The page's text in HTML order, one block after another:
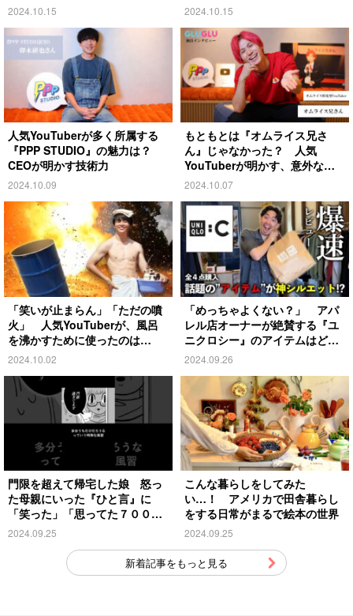
2024.10.15 2024.10.15
人気YouTuberが多く所属する
『PPP STUDIO』の魅力は？
CEOが明かす技術力
2024.10.09
もともとは『オムライス兄さ
ん』じゃなかった？ 人気
YouTuberが明かす、意外な過
去とは
2024.10.07
「笑いが止まらん」「ただの噴
火」 人気YouTuberが、風呂
を沸かすために使ったのは…
2024.10.02
「めっちゃよくない？」 アパ
レル店オーナーが絶賛する『ユ
ニクロシー』のアイテムはど
れ？
2024.09.26
門限を超えて帰宅した娘 怒っ
た母親にいった『ひと言』に
「笑った」「思ってた７００倍
特殊」
2024.09.25
こんな暮らしをしてみた
い…！ アメリカで田舎暮らし
をする日常がまるで絵本の世界
2024.09.25
新着記事をもっと見る